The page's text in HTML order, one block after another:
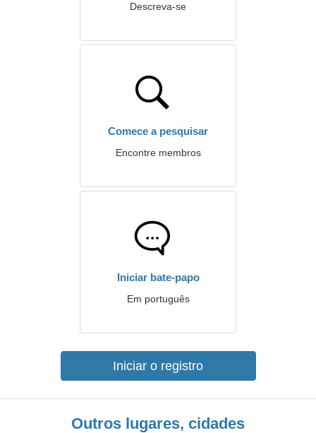
Descreva-se
Comece a pesquisar
Encontre membros
Iniciar bate-papo
Em português
Iniciar o registro
Outros lugares, cidades